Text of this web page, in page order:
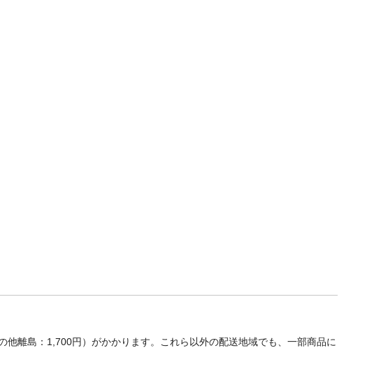
離島：1,700円）がかかります。これら以外の配送地域でも、一部商品に